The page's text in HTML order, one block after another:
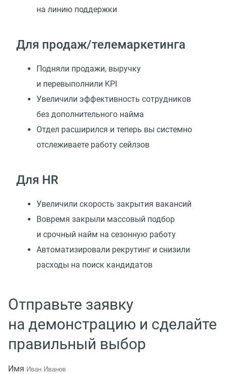
на линию поддержки
Для продаж/телемаркетинга
Подняли продажи, выручку
и перевыполнили KPI
Увеличили эффективность сотрудников
без дополнительного найма
Отдел расширился и теперь вы системно
отслеживаете работу сейлзов
Для HR
Увеличили скорость закрытия вакансий
Вовремя закрыли массовый подбор
и срочный найм на сезонную работу
Автоматизировали рекрутинг и снизили
расходы на поиск кандидатов
Отправьте заявку
на демонстрацию и сделайте
правильный выбор
Имя